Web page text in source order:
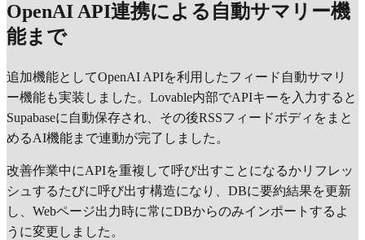
OpenAI API連携による自動サマリー機
能まで
追加機能としてOpenAI APIを利用したフィード自動サマリ
ー機能も実装しました。Lovable内部でAPIキーを入力すると
Supabaseに自動保存され、その後RSSフィードボディをまと
めるAI機能まで連動が完了しました。
改善作業中にAPIを重複して呼び出すことになるかリフレッ
シュするたびに呼び出す構造になり、DBに要約結果を更新
し、Webページ出力時に常にDBからのみインポートするよ
うに変更しました。